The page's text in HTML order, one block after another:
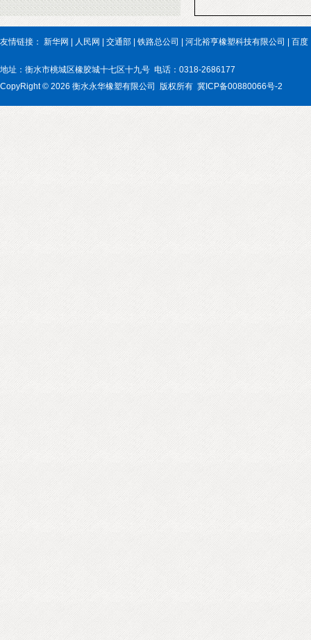
友情链接： 新华网 人民网 交通部 铁路总公司 河北裕亨橡塑科技有限公司 百度
地址：衡水市桃城区橡胶城十七区十九号 电话：0318-2686177
CopyRight © 2026 衡水永华橡塑有限公司 版权所有 冀ICP备00880066号-2